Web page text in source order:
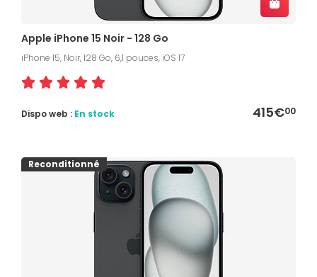
Apple iPhone 15 Noir - 128 Go
iPhone 15, Noir, 128 Go, 6,1 pouces, iOS 17
415€00
Dispo web : En stock
Reconditionné